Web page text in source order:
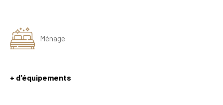
Ménage
+ d'équipements